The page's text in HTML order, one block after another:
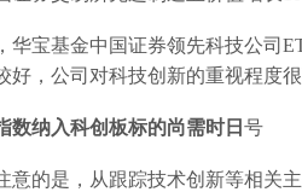
华宝基金中国证券领先科技公司
好，公司对科技创新的重视程度
数纳入科创板标的尚需时日 号
意的是，从跟踪技术创新等相关